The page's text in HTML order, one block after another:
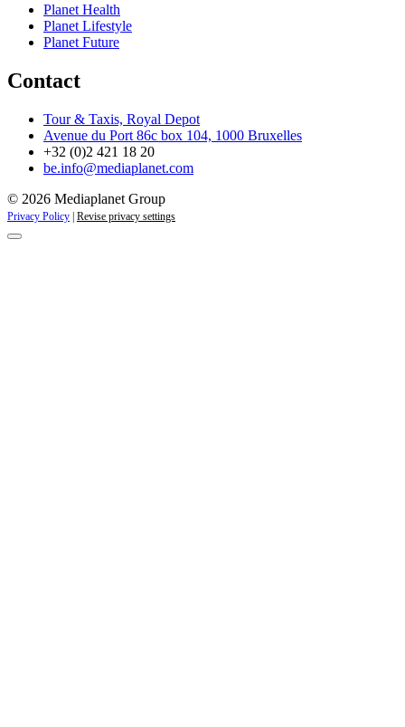
Planet Health
Planet Lifestyle
Planet Future
Contact
Tour & Taxis, Royal Depot
Avenue du Port 86c box 104, 1000 Bruxelles
+32 (0)2 421 18 20
be.info@mediaplanet.com
© 2026 Mediaplanet Group
Privacy Policy | Revise privacy settings